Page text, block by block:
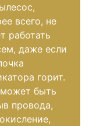
всего, не
работать
даже если
горит.
быть
провода,